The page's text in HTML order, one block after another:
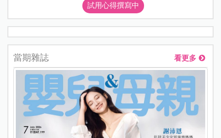
試用心得撰寫中
當期雜誌 看更多